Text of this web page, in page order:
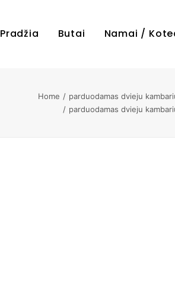
Pradžia Butai Namai /
Home
parduodamas dvieju
parduodamas dvieju